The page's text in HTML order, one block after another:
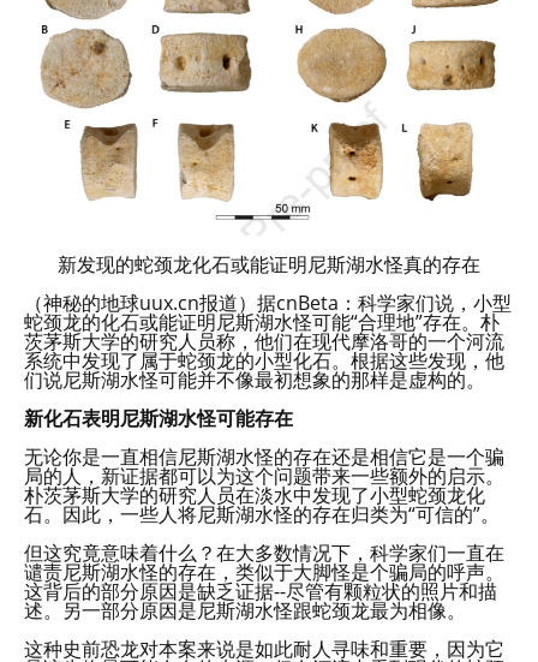
新发现的蛇颈龙化石或能证明尼斯湖水怪真的存在
（神秘的地球uux.cn报道）据cnBeta：科学家们说，小型
蛇颈龙的化石或能证明尼斯湖水怪可能“合理地”存在。朴
茨茅斯大学的研究人员称，他们在现代摩洛哥的一个河流
系统中发现了属于蛇颈龙的小型化石。根据这些发现，他
们说尼斯湖水怪可能并不像最初想象的那样是虚构的。
新化石表明尼斯湖水怪可能存在
无论你是一直相信尼斯湖水怪的存在还是相信它是一个骗
局的人，新证据都可以为这个问题带来一些额外的启示。
朴茨茅斯大学的研究人员在淡水中发现了小型蛇颈龙化
石。因此，一些人将尼斯湖水怪的存在归类为“可信的”。
但这究竟意味着什么？在大多数情况下，科学家们一直在
谴责尼斯湖水怪的存在，类似于大脚怪是个骗局的呼声。
这背后的部分原因是缺乏证据--尽管有颗粒状的照片和描
述。另一部分原因是尼斯湖水怪跟蛇颈龙最为相像。
这种史前恐龙对本案来说是如此耐人寻味和重要，因为它